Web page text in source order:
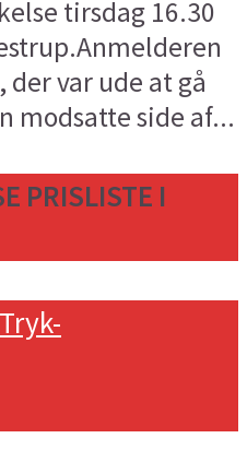
tirsdag 16.30
var ude at gå
modsatte side af...
PRISLISTE I